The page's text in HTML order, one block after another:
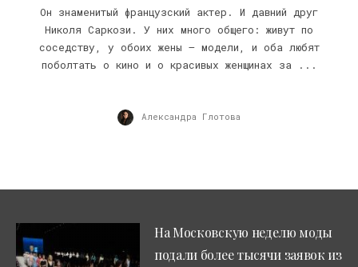
Он знаменитый французский актер. И давний друг
Николя Саркози. У них много общего: живут по
соседству, у обоих жены – модели, и оба любят
поболтать о кино и о красивых женщинах за ...
Александра Глотова
На Московскую неделю моды
подали более тысячи заявок из